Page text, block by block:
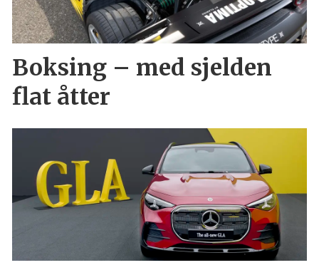
Boksing – med sjelden
flat åtter